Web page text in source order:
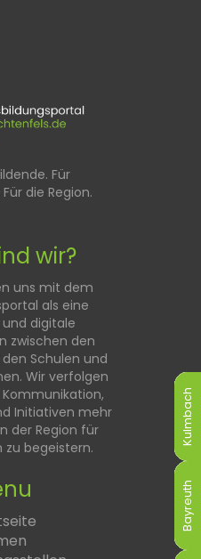
Kulmbach
Bayreuth
Kulmbach
Bayreuth
Kulmbach
Bayreuth
Kulmbach
Bayreuth
Kulmbach
Bayreuth
Kulmbach
Bayreuth
Für
die Region.
wir?
uns mit dem
als eine
digitale
zwischen den
Schulen und
Wir verfolgen
Initiativen mehr
der Region für
zu begeistern.